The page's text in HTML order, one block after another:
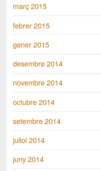
març 2015
febrer 2015
gener 2015
desembre 2014
novembre 2014
octubre 2014
setembre 2014
juliol 2014
juny 2014